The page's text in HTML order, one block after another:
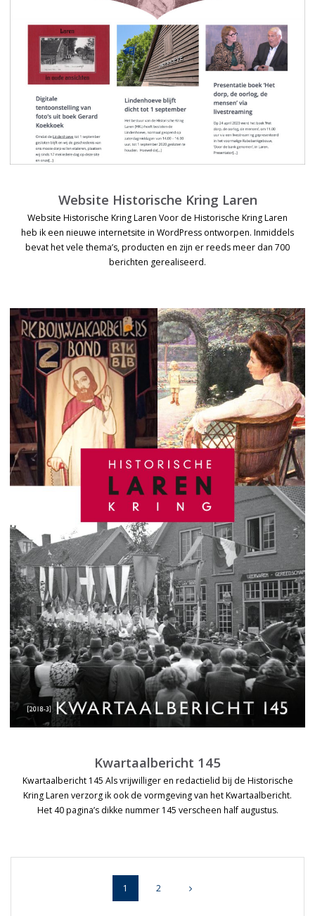
Website Historische Kring Laren
Website Historische Kring Laren Voor de Historische Kring Laren
heb ik een nieuwe internetsite in WordPress ontworpen. Inmiddels
bevat het vele thema’s, producten en zijn er reeds meer dan 700
berichten gerealiseerd.
Kwartaalbericht 145
Kwartaalbericht 145 Als vrijwilliger en redactielid bij de Historische
Kring Laren verzorg ik ook de vormgeving van het Kwartaalbericht.
Het 40 pagina’s dikke nummer 145 verscheen half augustus.
navigation Page
1 Page
2